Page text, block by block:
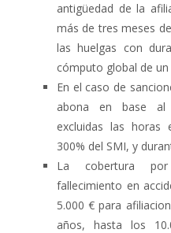
antigüedad de la
más de tres meses
las huelgas con
cómputo global de un
En el caso de
abona en base al
excluidas las
300% del SMI, y
La cobertura
fallecimiento en
5.000 € para
años, hasta los